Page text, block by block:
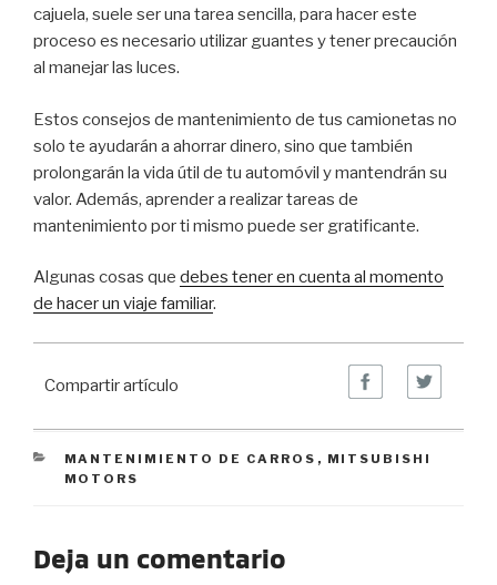
cajuela, suele ser una tarea sencilla, para hacer este
proceso es necesario utilizar guantes y tener precaución
al manejar las luces.
Estos consejos de mantenimiento de tus camionetas no
solo te ayudarán a ahorrar dinero, sino que también
prolongarán la vida útil de tu automóvil y mantendrán su
valor. Además, aprender a realizar tareas de
mantenimiento por ti mismo puede ser gratificante.
Algunas cosas que debes tener en cuenta al momento
de hacer un viaje familiar.
Compartir artículo
CATEGORIES
MANTENIMIENTO DE CARROS , MITSUBISHI
MOTORS
Deja un comentario